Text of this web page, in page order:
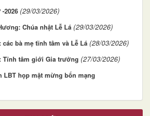
2026 (29/03/2026)
Chúa nhật Lễ Lá (29/03/2026)
các bà mẹ tĩnh tâm và Lễ Lá (28/03/2026)
Tĩnh tâm giới Gia trưởng (27/03/2026)
LBT họp mặt mừng bổn mạng